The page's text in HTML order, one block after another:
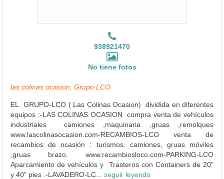
938921470
No tiene fotos
las colinas ocasion, Grupo LCO
EL GRUPO-LCO ( Las Colinas Ocasion) dividida en diferentes
equipos :-LAS COLINAS OCASION compra venta de vehículos
industriales camiones ,maquinaria ,gruas ,remolques
www.lascolinasocasion.com-RECAMBIOS-LCO venta de
recambios de ocasión : turismos. camiones, gruas móviles
,gruas brazo. www.recambiosloco.com-PARKING-LCO
Aparcamiento de vehículos y Trasteros con Containers de 20"
y 40" pies .-LAVADERO-LC... seguir leyendo